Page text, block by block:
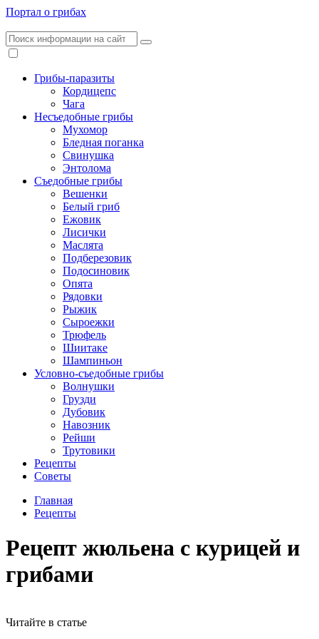
Портал о грибах
Грибы-паразиты
Кордицепс
Чага
Несъедобные грибы
Мухомор
Бледная поганка
Свинушка
Энтолома
Съедобные грибы
Вешенки
Белый гриб
Ежовик
Лисички
Маслята
Подберезовик
Подосиновик
Опята
Рядовки
Рыжик
Сыроежки
Трюфель
Шиитаке
Шампиньон
Условно-съедобные грибы
Волнушки
Грузди
Дубовик
Навозник
Рейши
Трутовики
Рецепты
Советы
Главная
Рецепты
Рецепт жюльена с курицей и
грибами
Читайте в статье